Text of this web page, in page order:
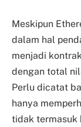
Meskipun
dalam hal
menjadi
dengan total
Perlu dicatat
hanya
tidak termasuk